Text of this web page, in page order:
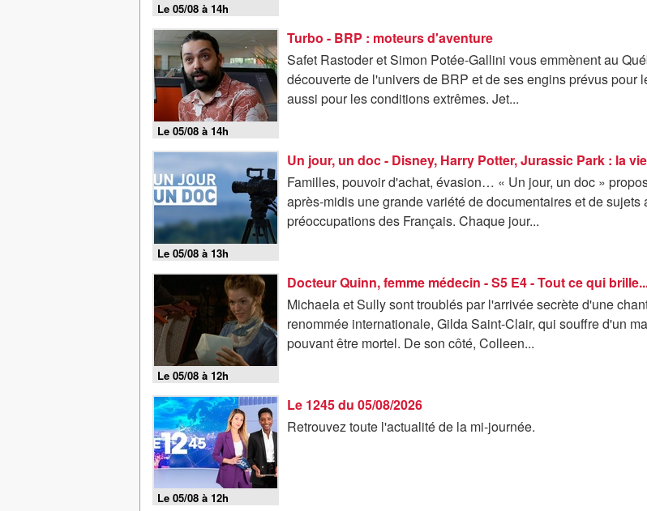
Le 05/08 à 14h
Le 05/08 à 14h
Turbo - BRP : moteurs d'aventure
Safet Rastoder et Simon Potée-Gallini vous emmènent au
découverte de l'univers de BRP et de ses engins prévus pour
aussi pour les conditions extrêmes. Jet...
Le 05/08 à 13h
Familles, pouvoir d'achat, évasion… « Un jour, un doc »
après-midis une grande variété de documentaires et de
préoccupations des Français. Chaque jour...
Le 05/08 à 12h
Docteur Quinn, femme médecin - S5 E4 - Tout ce qui
Michaela et Sully sont troublés par l'arrivée secrète d'une
renommée internationale, Gilda Saint-Clair, qui souffre d'un
pouvant être mortel. De son côté, Colleen...
Le 05/08 à 12h
Le 1245 du 05/08/2026
Retrouvez toute l'actualité de la mi-journée.